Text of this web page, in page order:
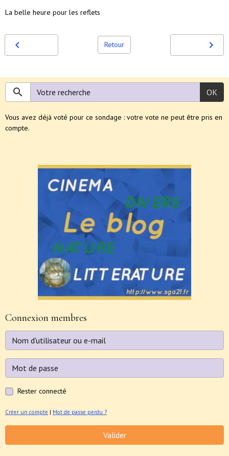
La belle heure pour les reflets
Retour
OK
Vous avez déjà voté pour ce sondage : votre vote ne peut être pris en
compte.
Connexion membres
Rester connecté
Créer un compte | Mot de passe perdu ?
Valider